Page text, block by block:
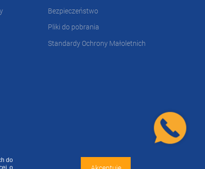
Bezpieczeństwo
Pliki do pobrania
Standardy Ochrony Małoletnich
do
o